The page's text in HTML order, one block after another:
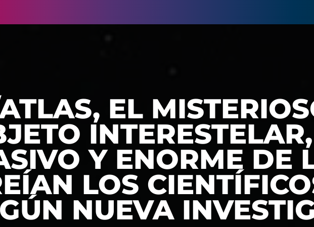
EL
Y ENORME DE
LOS
NUEVA